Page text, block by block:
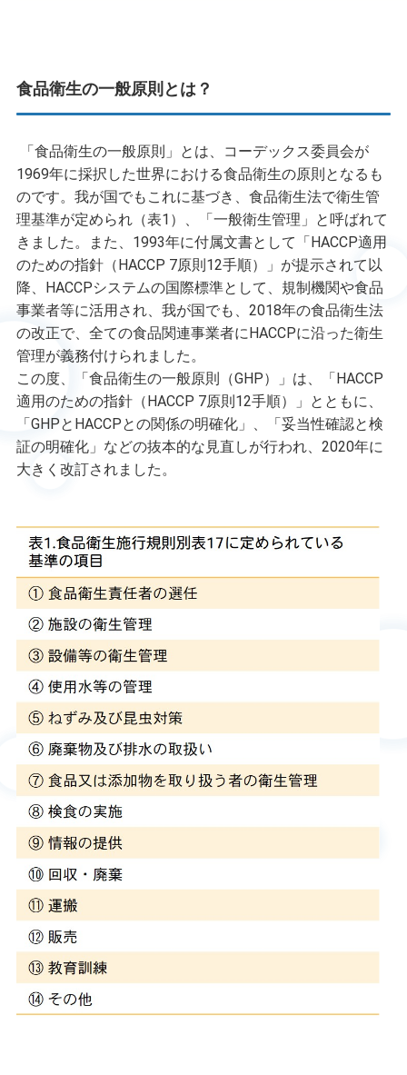
食品衛生の一般原則とは？
「食品衛生の一般原則」とは、コーデックス委員会が
1969年に採択した世界における食品衛生の原則となるも
のです。我が国でもこれに基づき、食品衛生法で衛生管
理基準が定められ（表1）、「一般衛生管理」と呼ばれて
きました。また、1993年に付属文書として「HACCP適用
のための指針（HACCP 7原則12手順）」が提示されて以
降、HACCPシステムの国際標準として、規制機関や食品
事業者等に活用され、我が国でも、2018年の食品衛生法
の改正で、全ての食品関連事業者にHACCPに沿った衛生
管理が義務付けられました。
この度、「食品衛生の一般原則（GHP）」は、「HACCP
適用のための指針（HACCP 7原則12手順）」とともに、
「GHPとHACCPとの関係の明確化」、「妥当性確認と検
証の明確化」などの抜本的な見直しが行われ、2020年に
大きく改訂されました。